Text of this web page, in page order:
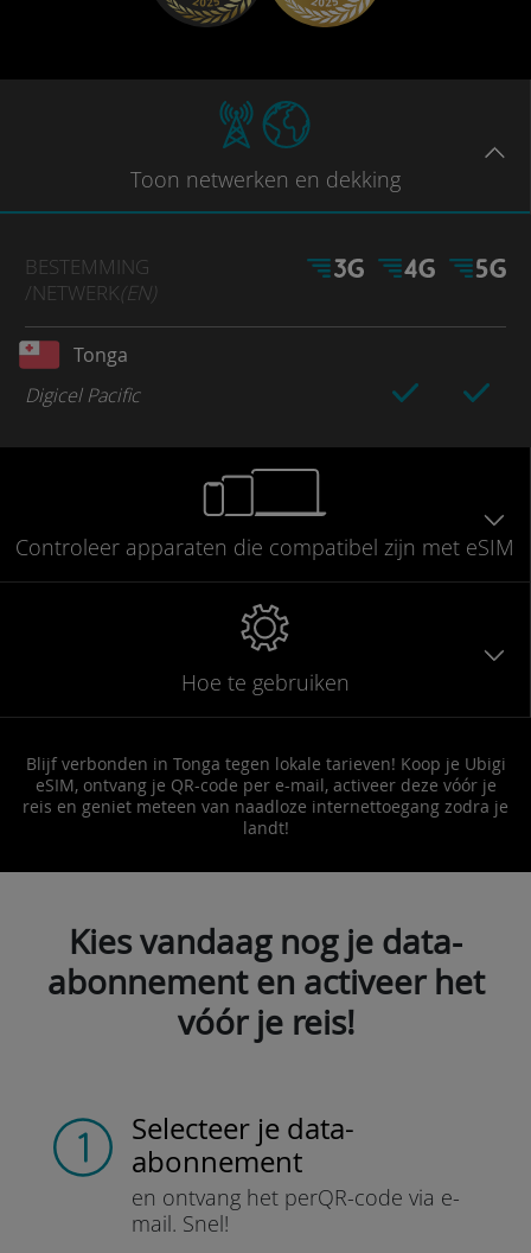
Toon netwerken en dekking
BESTEMMING
/NETWERK(EN)
Tonga
Digicel Pacific
Controleer apparaten die compatibel zijn met eSIM
Hoe te gebruiken
Blijf verbonden in Tonga tegen lokale tarieven! Koop je Ubigi
eSIM, ontvang je QR-code per e-mail, activeer deze vóór je
reis en geniet meteen van naadloze internettoegang zodra je
landt!
Kies vandaag nog je data-
abonnement en activeer het
vóór je reis!
Selecteer je data-
abonnement
en ontvang het perQR-code via e-
mail. Snel!